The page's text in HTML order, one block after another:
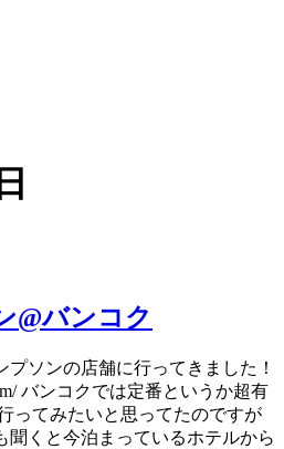
@バンコク
ソンの店舗に行ってきました！
バンコクでは定番というか超有
ってみたいと思ってたのですが
聞くと今泊まっているホテルから